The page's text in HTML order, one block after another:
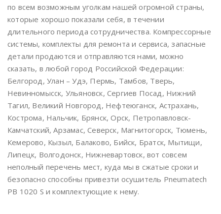
по всем возможным уголкам нашей огромной страны,
которые хорошо показали себя, в течении
длительного периода сотрудничества. Компрессорные
системы, комплекты для ремонта и сервиса, запасные
детали продаются и отправляются нами, можно
сказать, в любой город Российской Федерации:
Белгород, Улан – Удэ, Пермь, Тамбов, Тверь,
Невинномысск, Ульяновск, Сергиев Посад, Нижний
Тагил, Великий Новгород, Нефтеюганск, Астрахань,
Кострома, Нальчик, Брянск, Орск, Петропавловск-
Камчатский, Арзамас, Северск, Магнитогорск, Тюмень,
Кемерово, Кызыл, Балаково, Бийск, Братск, Мытищи,
Липецк, Волгодонск, Нижневартовск, вот совсем
неполный перечень мест, куда мы в сжатые сроки и
безопасно способны привезти осушитель Pneumatech
PB 1020 S и комплектующие к нему.